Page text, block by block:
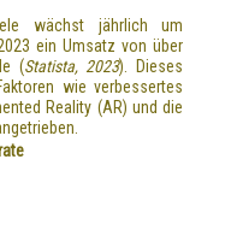
wächst jährlich um
ein Umsatz von über
(Statista, 2023). Dieses
wie verbessertes
Reality (AR) und die